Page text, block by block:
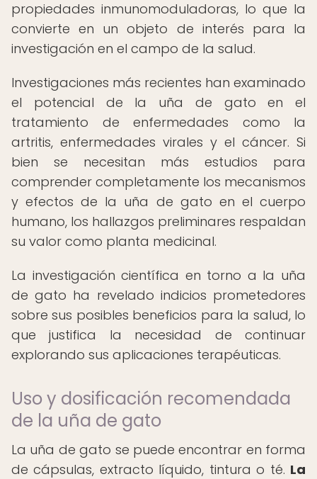
propiedades inmunomoduladoras, lo que la
convierte en un objeto de interés para la
investigación en el campo de la salud.
Investigaciones más recientes han examinado
el potencial de la uña de gato en el
tratamiento de enfermedades como la
artritis, enfermedades virales y el cáncer. Si
bien se necesitan más estudios para
comprender completamente los mecanismos
y efectos de la uña de gato en el cuerpo
humano, los hallazgos preliminares respaldan
su valor como planta medicinal.
La investigación científica en torno a la uña
de gato ha revelado indicios prometedores
sobre sus posibles beneficios para la salud, lo
que justifica la necesidad de continuar
explorando sus aplicaciones terapéuticas.
Uso y dosificación recomendada
de la uña de gato
La uña de gato se puede encontrar en forma
de cápsulas, extracto líquido, tintura o té. La